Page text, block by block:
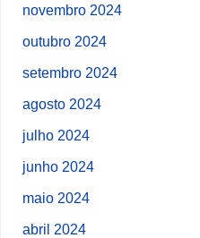
novembro 2024
outubro 2024
setembro 2024
agosto 2024
julho 2024
junho 2024
maio 2024
abril 2024